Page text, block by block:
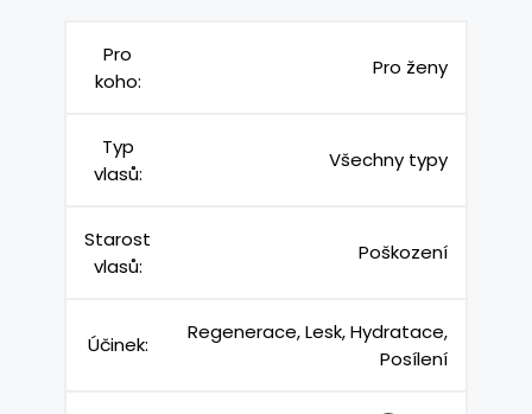
Pro
koho:
Pro ženy
Typ
vlasů:
Všechny typy
Starost
vlasů:
Poškození
Účinek:
Regenerace, Lesk, Hydratace,
Posílení